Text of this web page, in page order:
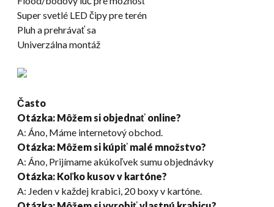
Super svetlé LED čipy pre terén
Pluh a prehrávať sa
Univerzálna montáž
Často
Otázka: Môžem si objednať online?
A: Áno, Máme internetový obchod.
Otázka: Môžem si kúpiť malé množstvo?
A: Áno, Prijímame akúkoľvek sumu objednávky
Otázka: Koľko kusov v kartóne?
A: Jeden v každej krabici, 20 boxy v kartóne.